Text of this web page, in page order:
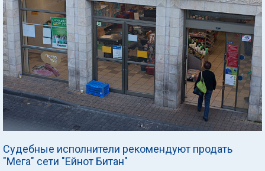
Судебные исполнители рекомендуют продать
"Мега" сети "Ейнот Битан"